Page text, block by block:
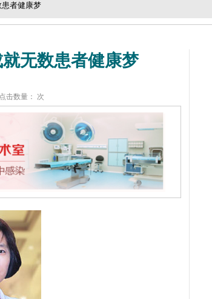
者健康梦
无数患者健康梦
数量： 次